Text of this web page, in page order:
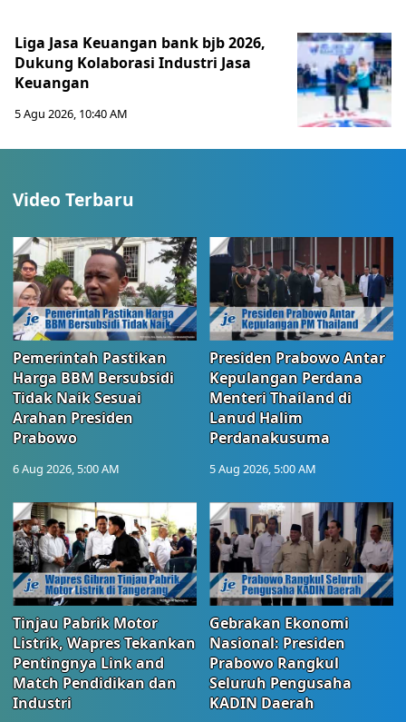
Liga Jasa Keuangan bank bjb 2026,
Dukung Kolaborasi Industri Jasa
Keuangan
5 Agu 2026, 10:40 AM
Video Terbaru
Pemerintah Pastikan
Harga BBM Bersubsidi
Tidak Naik Sesuai
Arahan Presiden
Prabowo
6 Aug 2026, 5:00 AM
Presiden Prabowo Antar
Kepulangan Perdana
Menteri Thailand di
Lanud Halim
Perdanakusuma
5 Aug 2026, 5:00 AM
Tinjau Pabrik Motor
Listrik, Wapres Tekankan
Pentingnya Link and
Match Pendidikan dan
Industri
Gebrakan Ekonomi
Nasional: Presiden
Prabowo Rangkul
Seluruh Pengusaha
KADIN Daerah